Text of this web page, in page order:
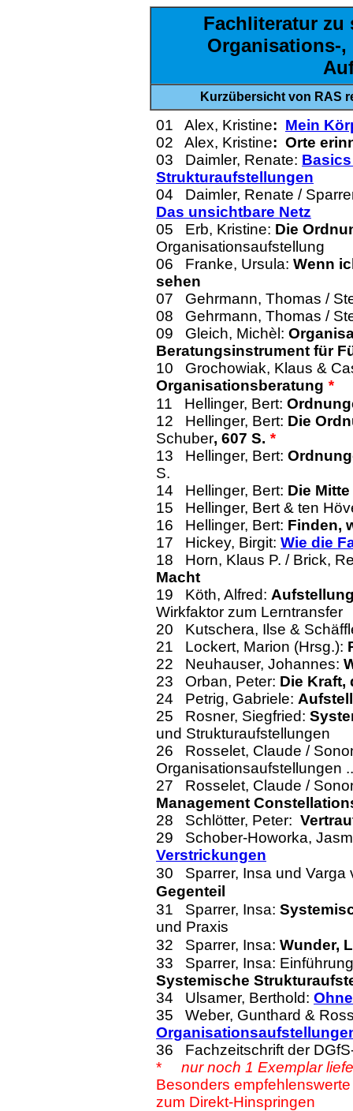
Fachliteratur zu
Organisations-
Kurzübersicht von RAS
01 Alex, Kristine: Mein
02 Alex, Kristine: Orte
03 Daimler, Renate:
Strukturaufstellungen
04 Daimler, Renate /
Das unsichtbare Netz
05 Erb, Kristine: Die
Organisationsaufstellung
06 Franke, Ursula: Wenn
sehen
07 Gehrmann, Thomas /
08 Gehrmann, Thomas /
09
Gleich, Michèl:
Beratungsinstrument für
10
Grochowiak, Klaus &
Organisationsberatung *
11 Hellinger, Bert:
12
Hellinger, Bert: Die
Schuber, 607 S. *
13 Hellinger, Bert:
S.
14
Hellinger, Bert: Die
15 Hellinger, Bert & ten
16 Hellinger, Bert: Finden,
17 Hickey, Birgit: Wie die
18 Horn, Klaus P. / Brick,
Macht
19 Köth, Alfred:
Wirkfaktor zum Lerntransfer
20 Kutschera, Ilse &
21 Lockert, Marion (Hrsg.):
22 Neuhauser, Johannes:
23 Orban, Peter: Die Kraft,
24 Petrig, Gabriele:
25 Rosner, Siegfried:
und Strukturaufstellungen
26 Rosselet, Claude /
Organisationsaufstellungen
27 Rosselet, Claude /
Management
28 Schlötter, Peter:
29 Schober-Howorka,
Verstrickungen
30 Sparrer, Insa und Varga
Gegenteil
31 Sparrer, Insa:
und Praxis
32 Sparrer, Insa: Wunder,
33
Sparrer, Insa:
Systemische
34 Ulsamer, Berthold:
35 Weber, Gunthard &
36 Fachzeitschrift der
*
nur noch 1 Exemplar
Besonders
zum Direkt-Hinspringen